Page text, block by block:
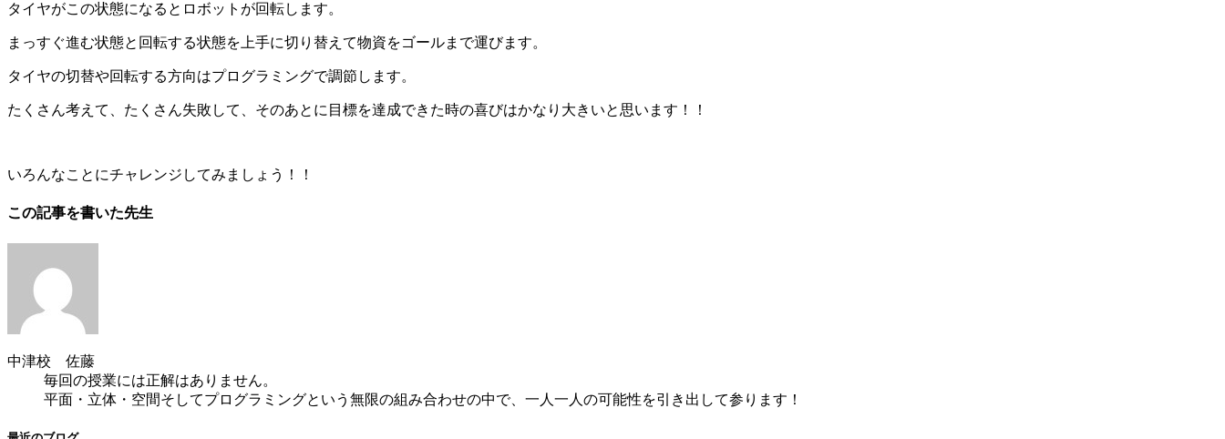
タイヤがこの状態になるとロボットが回転します。
まっすぐ進む状態と回転する状態を上手に切り替えて物資をゴールまで運びます。
タイヤの切替や回転する方向はプログラミングで調節します。
たくさん考えて、たくさん失敗して、そのあとに目標を達成できた時の喜びはかなり大きいと思います！！
いろんなことにチャレンジしてみましょう！！
この記事を書いた先生
中津校 佐藤
毎回の授業には正解はありません。
平面・立体・空間そしてプログラミングという無限の組み合わせの中で、一人一人の可能性を引き出して参ります！